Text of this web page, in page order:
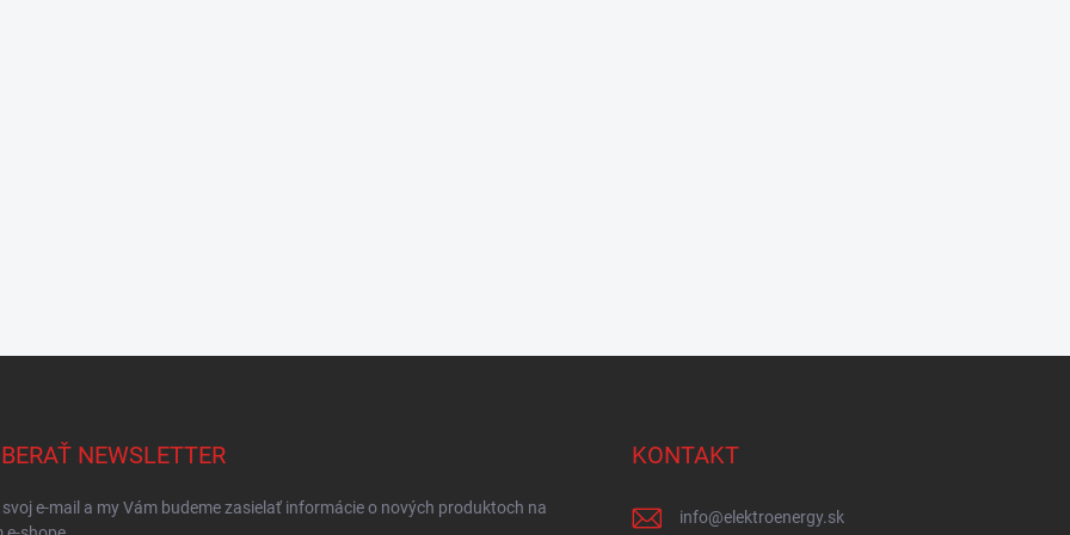
NEWSLETTER
e-mail a my Vám budeme zasielať informácie o nových produktoch na
KONTAKT
info@elektroenergy.sk